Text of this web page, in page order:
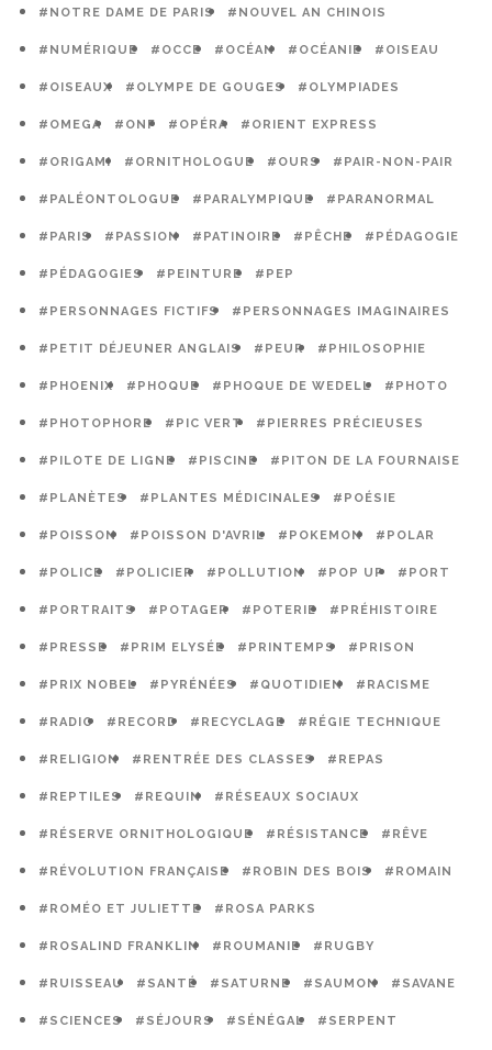
#NOTRE DAME DE PARIS #NOUVEL AN CHINOIS
#NUMÉRIQUE #OCCE #OCÉAN #OCÉANIE #OISEAU
#OISEAUX #OLYMPE DE GOUGES #OLYMPIADES
#OMEGA #ONF #OPÉRA #ORIENT EXPRESS
#ORIGAMI #ORNITHOLOGUE #OURS #PAIR-NON-PAIR
#PALÉONTOLOGUE #PARALYMPIQUE #PARANORMAL
#PARIS #PASSION #PATINOIRE #PÊCHE #PÉDAGOGIE
#PÉDAGOGIES #PEINTURE #PEP
#PERSONNAGES FICTIFS #PERSONNAGES IMAGINAIRES
#PETIT DÉJEUNER ANGLAIS #PEUR #PHILOSOPHIE
#PHOENIX #PHOQUE #PHOQUE DE WEDELL #PHOTO
#PHOTOPHORE #PIC VERT #PIERRES PRÉCIEUSES
#PILOTE DE LIGNE #PISCINE #PITON DE LA FOURNAISE
#PLANÈTES #PLANTES MÉDICINALES #POÉSIE
#POISSON #POISSON D'AVRIL #POKEMON #POLAR
#POLICE #POLICIER #POLLUTION #POP UP #PORT
#PORTRAITS #POTAGER #POTERIE #PRÉHISTOIRE
#PRESSE #PRIM ELYSÉE #PRINTEMPS #PRISON
#PRIX NOBEL #PYRÉNÉES #QUOTIDIEN #RACISME
#RADIO #RECORD #RECYCLAGE #RÉGIE TECHNIQUE
#RELIGION #RENTRÉE DES CLASSES #REPAS
#REPTILES #REQUIN #RÉSEAUX SOCIAUX
#RÉSERVE ORNITHOLOGIQUE #RÉSISTANCE #RÊVE
#RÉVOLUTION FRANÇAISE #ROBIN DES BOIS #ROMAIN
#ROMÉO ET JULIETTE #ROSA PARKS
#ROSALIND FRANKLIN #ROUMANIE #RUGBY
#RUISSEAU #SANTÉ #SATURNE #SAUMON #SAVANE
#SCIENCES #SÉJOURS #SÉNÉGAL #SERPENT